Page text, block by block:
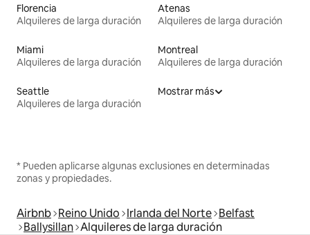
Florencia
Alquileres de larga duración
Atenas
Alquileres de larga duración
Miami
Alquileres de larga duración
Montreal
Alquileres de larga duración
Seattle
Alquileres de larga duración
Mostrar más
* Pueden aplicarse algunas exclusiones en determinadas
zonas y propiedades.
Airbnb Reino Unido Irlanda del Norte Belfast
Ballysillan Alquileres de larga duración